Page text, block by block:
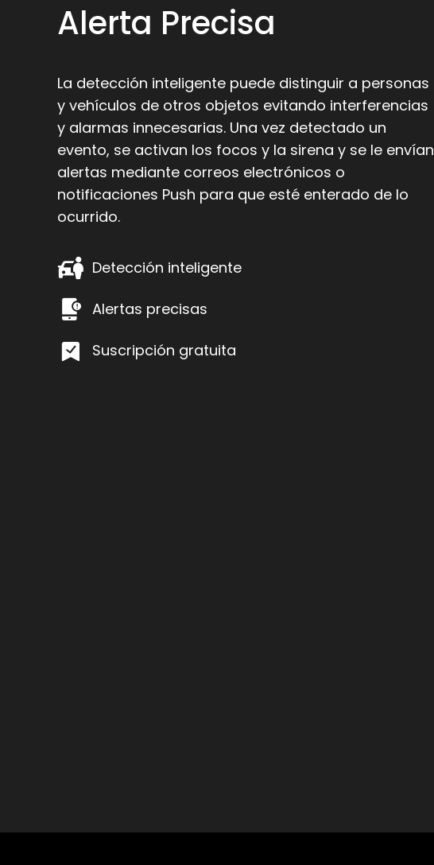
Alerta Precisa
La detección inteligente puede distinguir a personas
y vehículos de otros objetos evitando interferencias
y alarmas innecesarias. Una vez detectado un
evento, se activan los focos y la sirena y se le envían
alertas mediante correos electrónicos o
notificaciones Push para que esté enterado de lo
ocurrido.
Detección inteligente
Alertas precisas
Suscripción gratuita